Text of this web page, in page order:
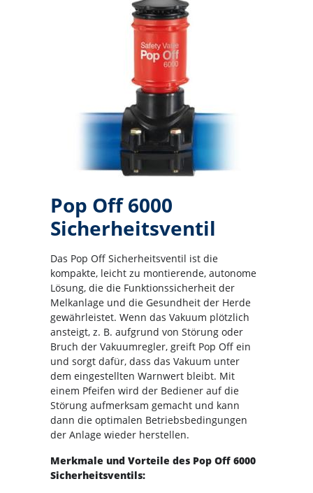
Pop Off 6000
Sicherheitsventil
Das Pop Off Sicherheitsventil ist die
kompakte, leicht zu montierende, autonome
Lösung, die die Funktionssicherheit der
Melkanlage und die Gesundheit der Herde
gewährleistet. Wenn das Vakuum plötzlich
ansteigt, z. B. aufgrund von Störung oder
Bruch der Vakuumregler, greift Pop Off ein
und sorgt dafür, dass das Vakuum unter
dem eingestellten Warnwert bleibt. Mit
einem Pfeifen wird der Bediener auf die
Störung aufmerksam gemacht und kann
dann die optimalen Betriebsbedingungen
der Anlage wieder herstellen.
Merkmale und Vorteile des Pop Off 6000
Sicherheitsventils: